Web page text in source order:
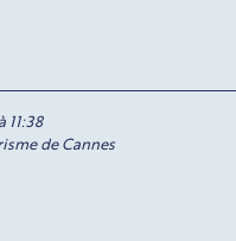
11:38
de Cannes